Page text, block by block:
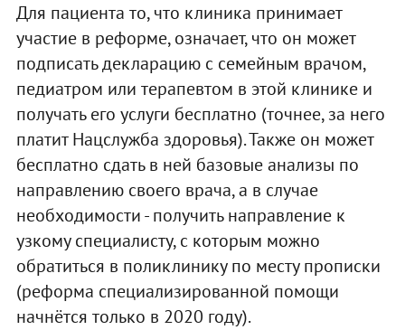
Для пациента то, что клиника принимает
участие в реформе, означает, что он может
подписать декларацию с семейным врачом,
педиатром или терапевтом в этой клинике и
получать его услуги бесплатно (точнее, за него
платит Нацслужба здоровья). Также он может
бесплатно сдать в ней базовые анализы по
направлению своего врача, а в случае
необходимости - получить направление к
узкому специалисту, с которым можно
обратиться в поликлинику по месту прописки
(реформа специализированной помощи
начнётся только в 2020 году).